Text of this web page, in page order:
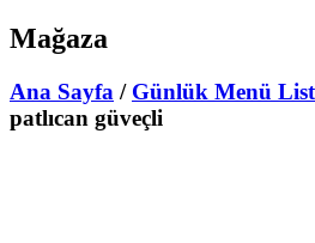
Mağaza
Ana Sayfa / Günlük Menü
patlıcan güveçli